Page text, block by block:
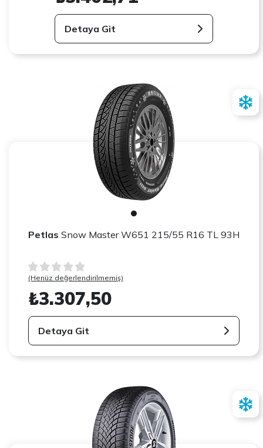
Detaya Git
Petlas Snow Master W651 215/55 R16 TL 93H
(Henüz değerlendirilmemiş)
₺3.307,50
Detaya Git